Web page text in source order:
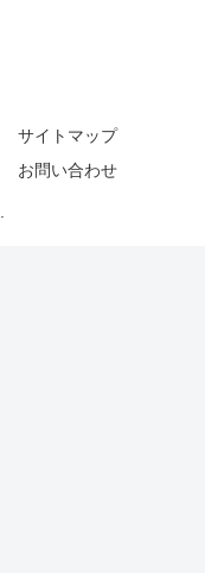
サイトマップ
お問い合わせ